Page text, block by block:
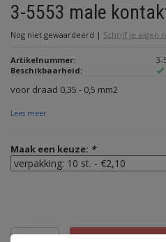
3-5553 male
Nog niet gewaardeerd | Schrijf je eigen
Artikelnummer:
3-
Beschikbaarheid:
voor draad 0,35 - 0,5 mm2
Lees meer
Maak een keuze: *